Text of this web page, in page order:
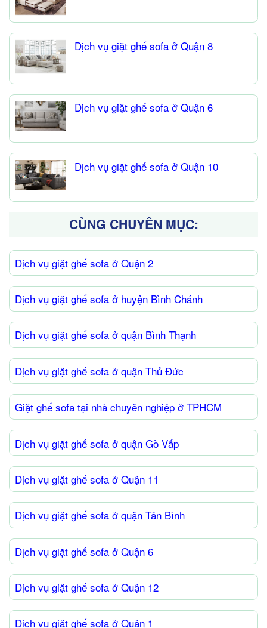
Dịch vụ giặt ghế sofa ở Quận 8
Dịch vụ giặt ghế sofa ở Quận 6
Dịch vụ giặt ghế sofa ở Quận 10
CÙNG CHUYÊN MỤC:
Dịch vụ giặt ghế sofa ở Quận 2
Dịch vụ giặt ghế sofa ở huyện Bình Chánh
Dịch vụ giặt ghế sofa ở quận Bình Thạnh
Dịch vụ giặt ghế sofa ở quận Thủ Đức
Giặt ghế sofa tại nhà chuyên nghiệp ở TPHCM
Dịch vụ giặt ghế sofa ở quận Gò Vấp
Dịch vụ giặt ghế sofa ở Quận 11
Dịch vụ giặt ghế sofa ở quận Tân Bình
Dịch vụ giặt ghế sofa ở Quận 6
Dịch vụ giặt ghế sofa ở Quận 12
Dịch vụ giặt ghế sofa ở Quận 1